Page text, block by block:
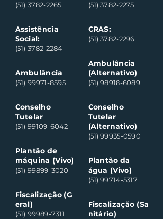
(51) 3782-2265
Assistência
Social:
(51) 3782-2284
Ambulância
(51) 99971-8595
Conselho
Tutelar
(51) 99109-6042
Plantão de
máquina (Vivo)
(51) 99899-3020
Fiscalização (G
eral)
(51) 99989-7311
(51) 3782-2275
CRAS:
(51) 3782-2296
Ambulância
(Alternativo)
(51) 98918-6089
Conselho
Tutelar
(Alternativo)
(51) 99935-0590
Plantão da
água (Vivo)
(51) 99714-5317
Fiscalização (Sa
nitário)